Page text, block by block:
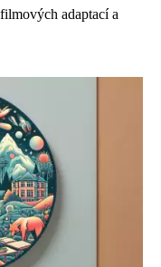
adaptací a